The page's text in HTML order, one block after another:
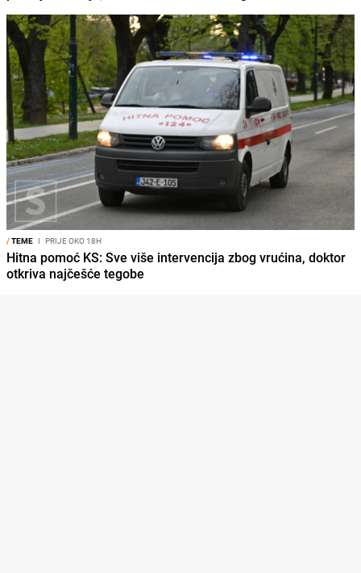
/TEME I PRIJE OKO 18H
Hitna pomoć KS: Sve više intervencija zbog vrućina, doktor
otkriva najčešće tegobe